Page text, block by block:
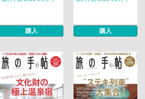
購入 購入